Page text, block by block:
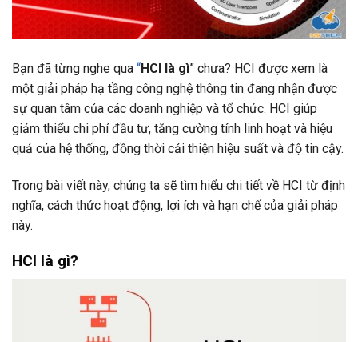
Bạn đã từng nghe qua “HCI là gì” chưa? HCI được xem là
một giải pháp hạ tầng công nghệ thông tin đang nhận được
sự quan tâm của các doanh nghiệp và tổ chức. HCI giúp
giảm thiểu chi phí đầu tư, tăng cường tính linh hoạt và hiệu
quả của hệ thống, đồng thời cải thiện hiệu suất và độ tin cậy.
Trong bài viết này, chúng ta sẽ tìm hiểu chi tiết về HCI từ định
nghĩa, cách thức hoạt động, lợi ích và hạn chế của giải pháp
này.
HCI là gì?